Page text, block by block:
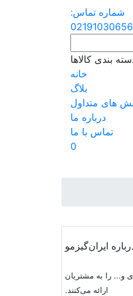
شماره تماس:
02191030656
بندی کالاها
خانه
بلاگ
های متداول
درباره ما
تماس با ما
0
ایران‌گیزمو
و... را به مشتریان
ارائه می‌کنند.